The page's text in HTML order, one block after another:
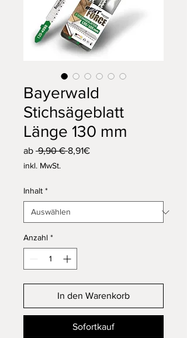
Bayerwald
Stichsägeblatt
Länge 130 mm
ab 9,90 € Standardpreis
8,91€Sale-
inkl. MwSt.
Inhalt *
Anzahl *
In den Warenkorb
Sofortkauf